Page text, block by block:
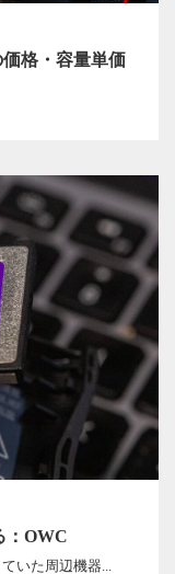
格・容量単価
：OWC
いた周辺機器...